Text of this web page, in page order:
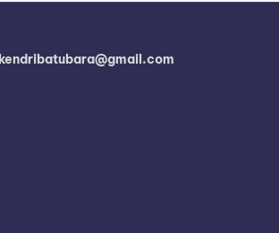
kendribatubara@gmail.com